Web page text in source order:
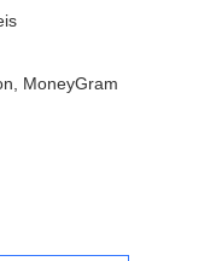
MoneyGram